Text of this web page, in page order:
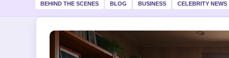
BEHIND THE SCENES BLOG BUSINESS CELEBRITY NEWS